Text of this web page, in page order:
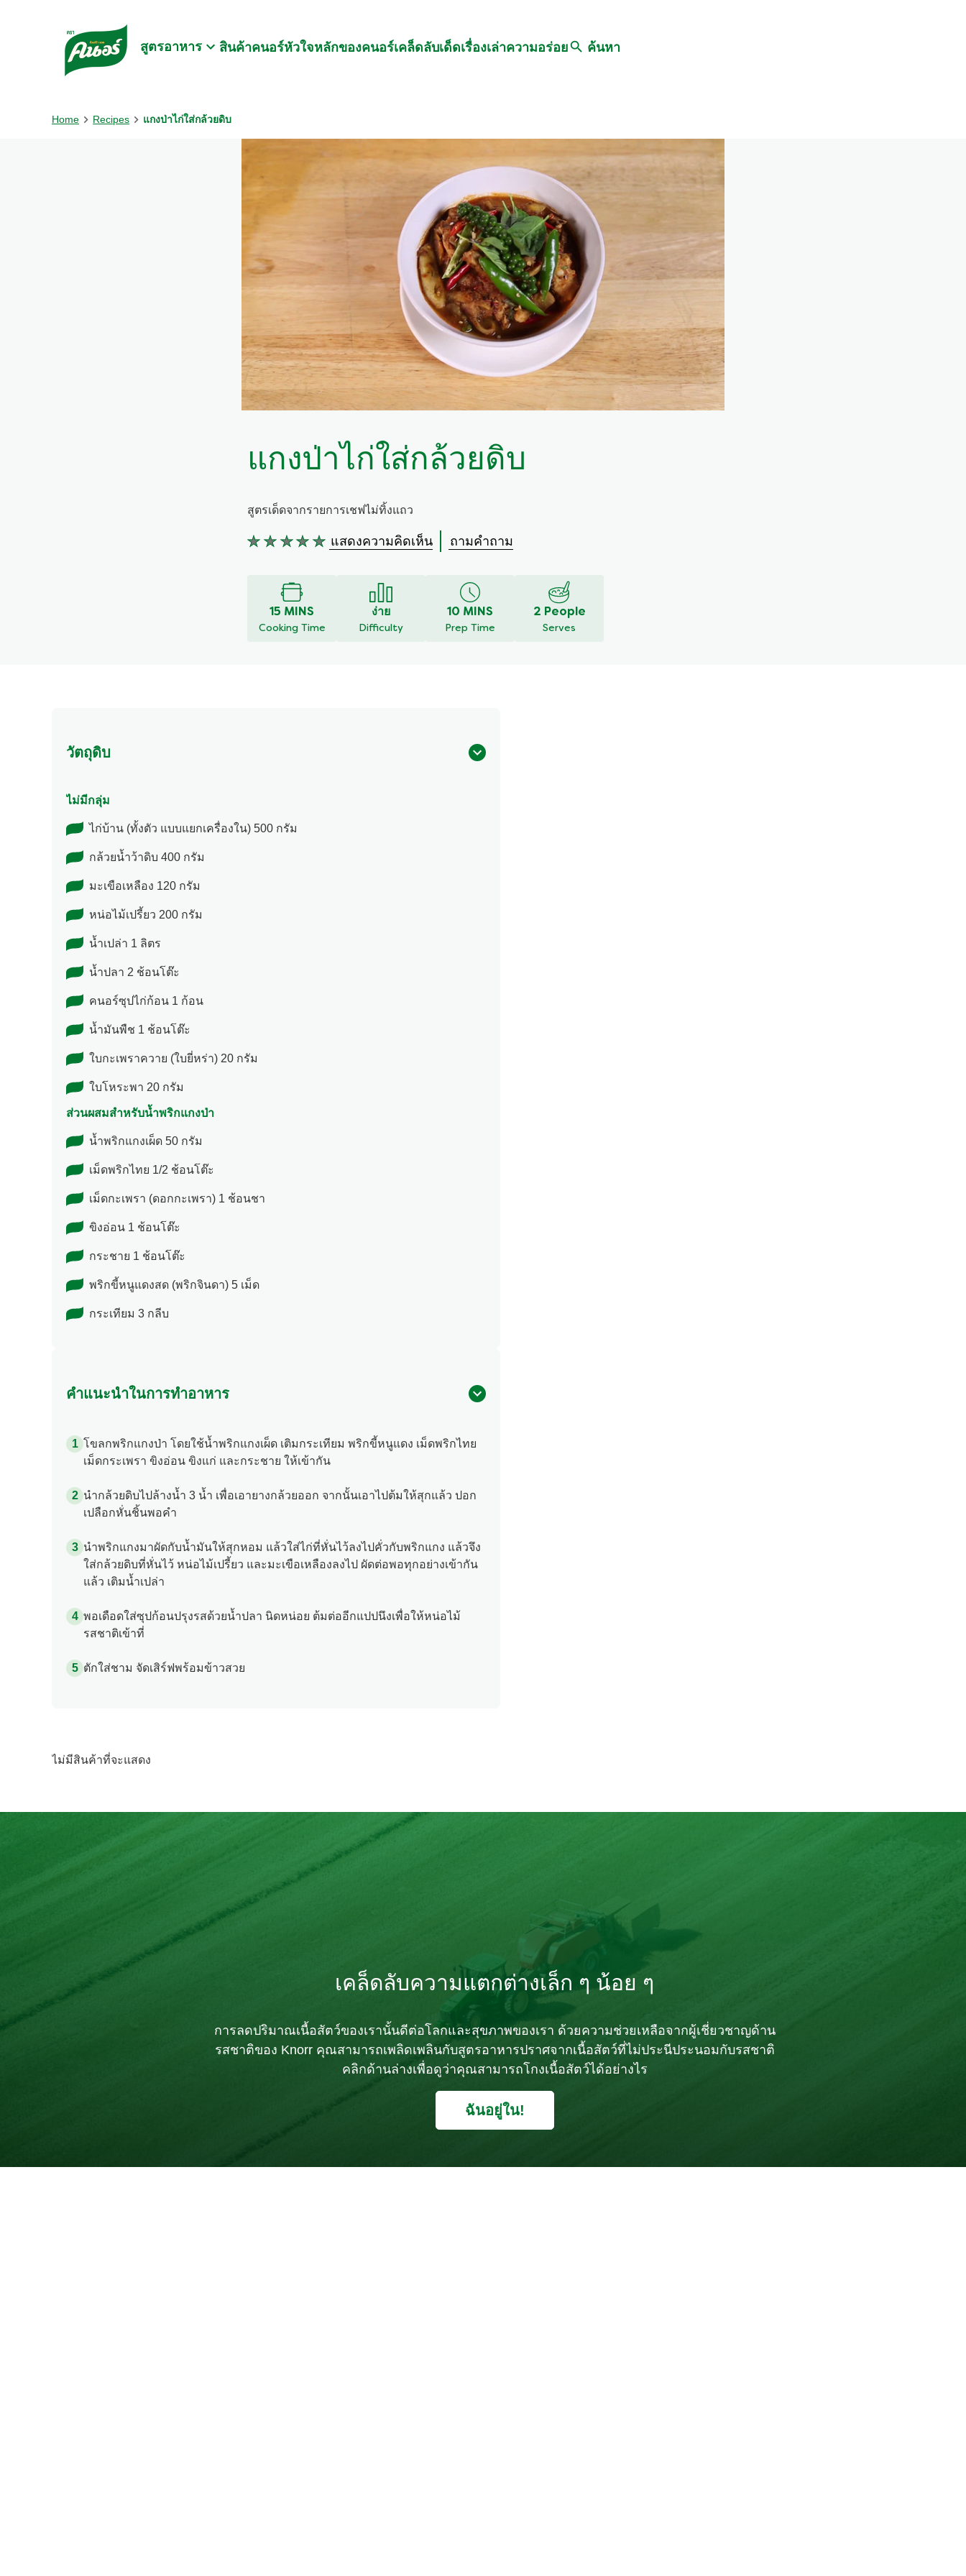
Main content
สูตรอาหาร สินค้าคนอร์หัวใจหลักของคนอร์เคล็ดลับเด็ดเรื่องเล่าความอร่อย ค้นหา
Home Recipes แกงป่าไก่ใส่กล้วยดิบ
แกงป่าไก่ใส่กล้วยดิบ
สูตรเด็ดจากรายการเชฟไม่ทิ้งแถว
ไม่มี
คะแนน
สำหรับ
recipe
แสดงความคิดเห็น ถามคำถาม
15 MINS
Cooking Time
ง่าย
Difficulty
10 MINS
Prep Time
2 People
Serves
วัตถุดิบ
ไม่มีกลุ่ม
ไก่บ้าน (ทั้งตัว แบบแยกเครื่องใน) 500 กรัม
กล้วยน้ำว้าดิบ 400 กรัม
มะเขือเหลือง 120 กรัม
หน่อไม้เปรี้ยว 200 กรัม
น้ำเปล่า 1 ลิตร
น้ำปลา 2 ช้อนโต๊ะ
คนอร์ซุปไก่ก้อน 1 ก้อน
น้ำมันพืช 1 ช้อนโต๊ะ
ใบกะเพราควาย (ใบยี่หร่า) 20 กรัม
ใบโหระพา 20 กรัม
ส่วนผสมสำหรับน้ำพริกแกงป่า
น้ำพริกแกงเผ็ด 50 กรัม
เม็ดพริกไทย 1/2 ช้อนโต๊ะ
เม็ดกะเพรา (ดอกกะเพรา) 1 ช้อนชา
ขิงอ่อน 1 ช้อนโต๊ะ
กระชาย 1 ช้อนโต๊ะ
พริกขี้หนูแดงสด (พริกจินดา) 5 เม็ด
กระเทียม 3 กลีบ
คำแนะนำในการทำอาหาร
โขลกพริกแกงป่า โดยใช้น้ำพริกแกงเผ็ด เติมกระเทียม พริกขี้หนูแดง เม็ดพริกไทย
เม็ดกระเพรา ขิงอ่อน ขิงแก่ และกระชาย ให้เข้ากัน
นำกล้วยดิบไปล้างน้ำ 3 น้ำ เพื่อเอายางกล้วยออก จากนั้นเอาไปต้มให้สุกแล้ว ปอก
เปลือกหั่นชิ้นพอคำ
นำพริกแกงมาผัดกับน้ำมันให้สุกหอม แล้วใส่ไก่ที่หั่นไว้ลงไปคั่วกับพริกแกง แล้วจึง
ใส่กล้วยดิบที่หั่นไว้ หน่อไม้เปรี้ยว และมะเขือเหลืองลงไป ผัดต่อพอทุกอย่างเข้ากัน
แล้ว เติมน้ำเปล่า
พอเดือดใส่ซุปก้อนปรุงรสด้วยน้ำปลา นิดหน่อย ต้มต่ออีกแปปนึงเพื่อให้หน่อไม้
รสชาติเข้าที่
ตักใส่ชาม จัดเสิร์ฟพร้อมข้าวสวย
ไม่มีสินค้าที่จะแสดง
เคล็ดลับความแตกต่างเล็ก ๆ น้อย ๆ
การลดปริมาณเนื้อสัตว์ของเรานั้นดีต่อโลกและสุขภาพของเรา ด้วยความช่วยเหลือจากผู้เชี่ยวชาญด้าน
รสชาติของ Knorr คุณสามารถเพลิดเพลินกับสูตรอาหารปราศจากเนื้อสัตว์ที่ไม่ประนีประนอมกับรสชาติ
คลิกด้านล่างเพื่อดูว่าคุณสามารถโกงเนื้อสัตว์ได้อย่างไร
ฉันอยู่ใน!